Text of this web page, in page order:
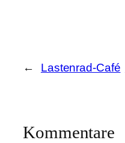
← Lastenrad-Café
Kommentare